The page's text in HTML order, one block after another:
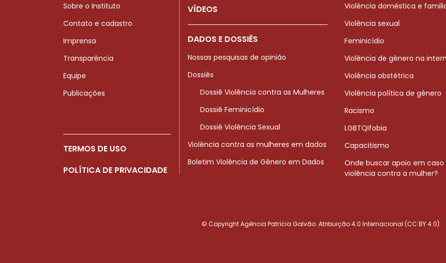
Sobre o Instituto
Contato e cadastro
Imprensa
Transparência
Equipe
Publicações
TERMOS DE USO
POLÍTICA DE PRIVACIDADE
VÍDEOS
DADOS E DOSSIÊS
Nossas pesquisas de opinião
Dossiês
Dossiê Violência contra as Mulheres
Dossiê Feminicídio
Dossiê Violência Sexual
Violência contra as mulheres em dados
Boletim Violência de Gênero em Dados
Violência doméstica e
Violência sexual
Feminicídio
Violência de gênero na
Violência obstétrica
Violência política de gênero
Racismo
LGBTQIfobia
Capacitismo
Onde buscar apoio em caso
violência contra a mulher?
© Copyright Agência Patrícia Galvão. Atribuição 4.0 Internacional (CC BY 4.0)